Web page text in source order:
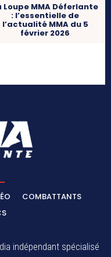
Loupe MMA Déferlante
: l’essentielle de
l’actualité MMA du 5
février 2026
COMBATTANTS
indépendant spécialisé